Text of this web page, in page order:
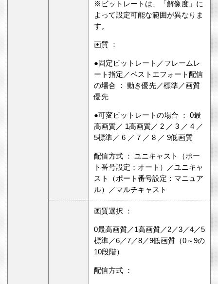
※ビットレートは、「解像度」に
よって設定可能な範囲が異なりま
す。
画質 ：
●固定ビットレート／フレームレ
ート指定／ベストエフォート配信
の場合 ： 動き優先／標準／画質
優先
●可変ビットレートの場合 ： 0最
高画質／ 1高画質／ 2 ／ 3 ／ 4 ／
5標準／ 6 ／ 7 ／ 8 ／ 9低画質
配信方式 ： ユニキャスト（ポー
ト番号設定：オート）／ユニキャ
スト（ポート番号設定：マニュア
ル）／マルチキャスト
画質選択 ：
0最高画質／1高画質／2／3／4／5
標準／6／7／8／9低画質（0～9の
10段階）
配信方式 ：